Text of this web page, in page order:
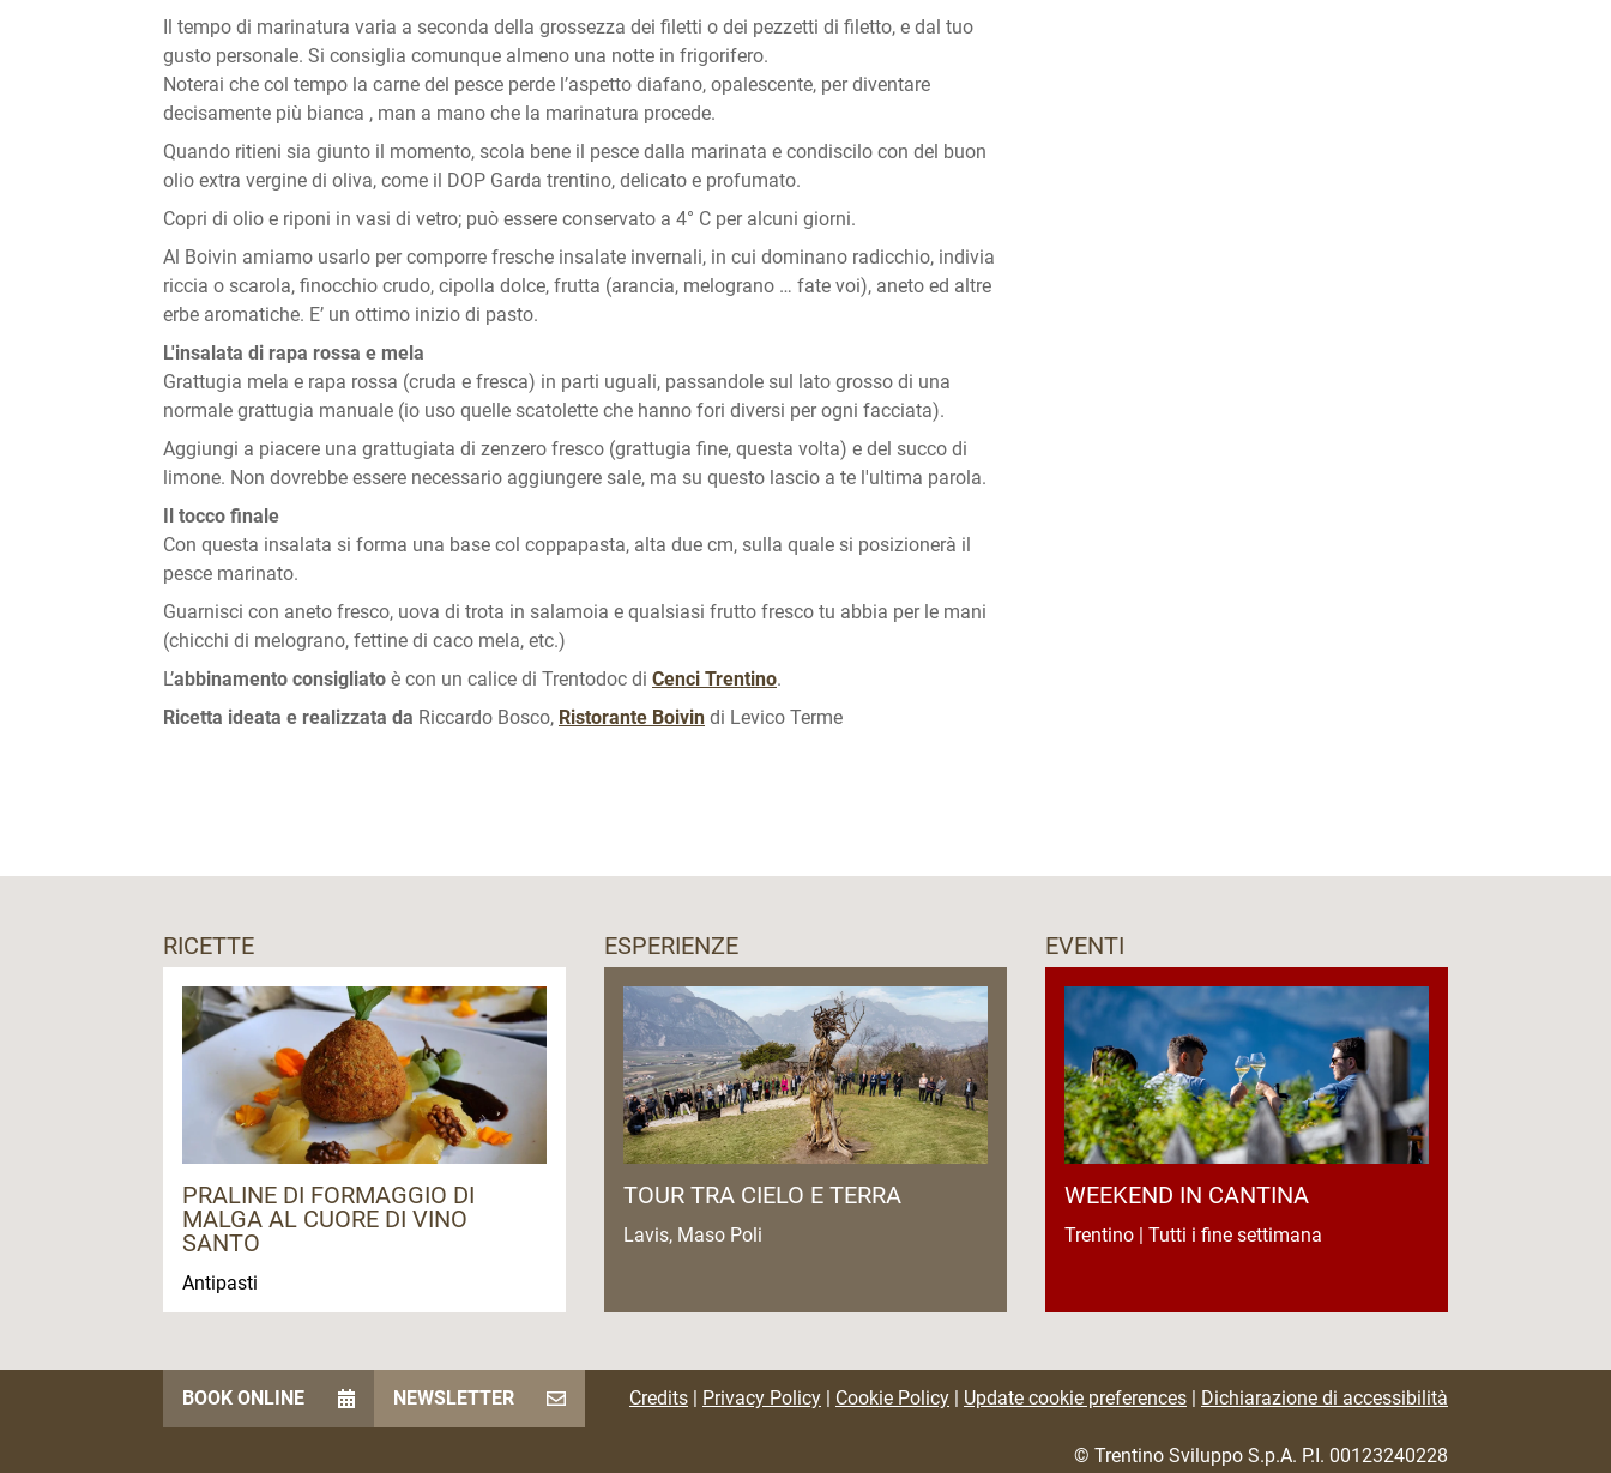
Il tempo di marinatura varia a seconda della grossezza dei filetti o dei pezzetti di filetto, e dal tuo
gusto personale. Si consiglia comunque almeno una notte in frigorifero.
Noterai che col tempo la carne del pesce perde l’aspetto diafano, opalescente, per diventare
decisamente più bianca , man a mano che la marinatura procede.
Quando ritieni sia giunto il momento, scola bene il pesce dalla marinata e condiscilo con del buon
olio extra vergine di oliva, come il DOP Garda trentino, delicato e profumato.
Copri di olio e riponi in vasi di vetro; può essere conservato a 4° C per alcuni giorni.
Al Boivin amiamo usarlo per comporre fresche insalate invernali, in cui dominano radicchio, indivia
riccia o scarola, finocchio crudo, cipolla dolce, frutta (arancia, melograno … fate voi), aneto ed altre
erbe aromatiche. E’ un ottimo inizio di pasto.
L'insalata di rapa rossa e mela
Grattugia mela e rapa rossa (cruda e fresca) in parti uguali, passandole sul lato grosso di una
normale grattugia manuale (io uso quelle scatolette che hanno fori diversi per ogni facciata).
Aggiungi a piacere una grattugiata di zenzero fresco (grattugia fine, questa volta) e del succo di
limone. Non dovrebbe essere necessario aggiungere sale, ma su questo lascio a te l'ultima parola.
Il tocco finale
Con questa insalata si forma una base col coppapasta, alta due cm, sulla quale si posizionerà il
pesce marinato.
Guarnisci con aneto fresco, uova di trota in salamoia e qualsiasi frutto fresco tu abbia per le mani
(chicchi di melograno, fettine di caco mela, etc.)
L’abbinamento consigliato è con un calice di Trentodoc di Cenci Trentino.
Ricetta ideata e realizzata da Riccardo Bosco, Ristorante Boivin di Levico Terme
RICETTE
PRALINE DI FORMAGGIO DI
MALGA AL CUORE DI VINO
SANTO
Antipasti
ESPERIENZE
TOUR TRA CIELO E TERRA
Lavis, Maso Poli
EVENTI
WEEKEND IN CANTINA
Trentino | Tutti i fine settimana
BOOK ONLINE NEWSLETTER Credits Privacy Policy Cookie Policy Update cookie preferences Dichiarazione di accessibilità
© Trentino Sviluppo S.p.A. P.I. 00123240228